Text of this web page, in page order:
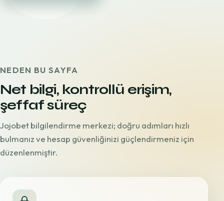
NEDEN BU SAYFA
Net bilgi, kontrollü erişim,
şeffaf süreç
Jojobet bilgilendirme merkezi; doğru adımları hızlı
bulmanız ve hesap güvenliğinizi güçlendirmeniz için
düzenlenmiştir.